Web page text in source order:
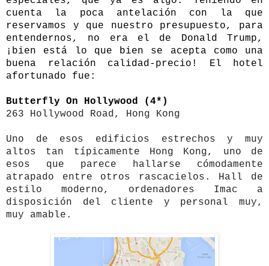
cuenta la poca antelación con la que
reservamos y que nuestro presupuesto, para
entendernos, no era el de Donald Trump,
¡bien está lo que bien se acepta como una
buena relación calidad-precio! El hotel
afortunado fue:
Butterfly On Hollywood (4*)
263 Hollywood Road, Hong Kong
Uno de esos edificios estrechos y muy
altos tan típicamente Hong Kong, uno de
esos que parece hallarse cómodamente
atrapado entre otros rascacielos. Hall de
estilo moderno, ordenadores Imac a
disposición del cliente y personal muy,
muy amable.